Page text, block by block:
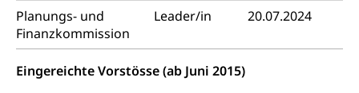
Planungs- und
Finanzkommission
Leader/in 20.07.2024
Eingereichte Vorstösse (ab Juni 2015)
Reisepass, Identitätskarte, Visum, Geburtsurkunde